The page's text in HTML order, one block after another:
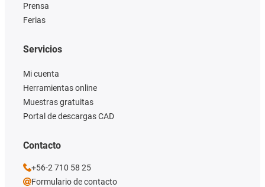
Prensa
Ferias
Servicios
Mi cuenta
Herramientas online
Muestras gratuitas
Portal de descargas CAD
Contacto
+56-2 710 58 25
Formulario de contacto